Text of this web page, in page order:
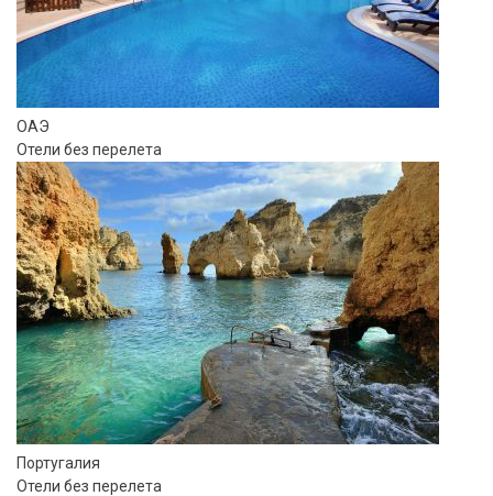
ОАЭ
Отели без перелета
Португалия
Отели без перелета